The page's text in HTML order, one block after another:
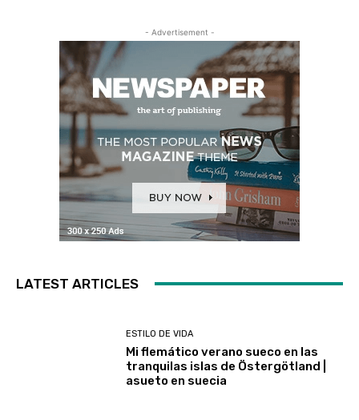
- Advertisement -
LATEST ARTICLES
ESTILO DE VIDA
Mi flemático verano sueco en las
tranquilas islas de Östergötland |
asueto en suecia